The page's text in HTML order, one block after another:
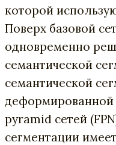
которой
Поверх базовой
одновременно
семантической
семантической
деформированной
pyramid сетей
сегментации